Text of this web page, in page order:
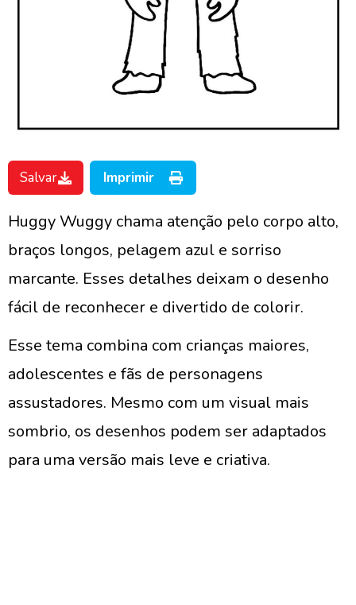
Salvar Imprimir
Huggy Wuggy chama atenção pelo corpo alto,
braços longos, pelagem azul e sorriso
marcante. Esses detalhes deixam o desenho
fácil de reconhecer e divertido de colorir.
Esse tema combina com crianças maiores,
adolescentes e fãs de personagens
assustadores. Mesmo com um visual mais
sombrio, os desenhos podem ser adaptados
para uma versão mais leve e criativa.